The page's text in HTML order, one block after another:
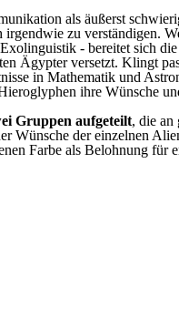
als äußerst
zu verständigen.
- bereitet sich
Ägypter versetzt. Klingt
in Mathematik und
ihre Wünsche
Gruppen aufgeteilt, die an
Wünsche der einzelnen
Farbe als Belohnung für